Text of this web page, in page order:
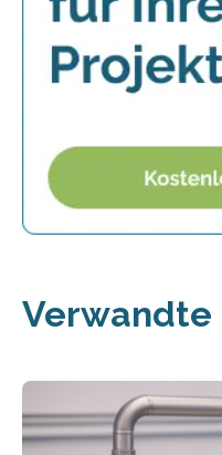
Verwandte